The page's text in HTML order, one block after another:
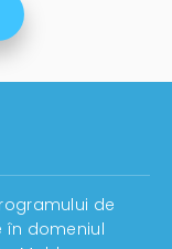
de
în domeniul